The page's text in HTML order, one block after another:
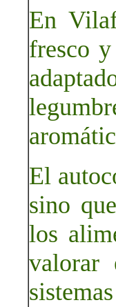
En
fresco
El
sino
los
valorar